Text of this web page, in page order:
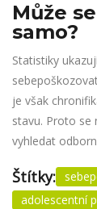
Může
samo?
Statistiky
je však
stavu. Proto se
vyhledat
Štítky:
adolescentní